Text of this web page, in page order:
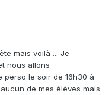
mais voilà ... Je
nous allons
le soir de 16h30 à
de mes élèves mais